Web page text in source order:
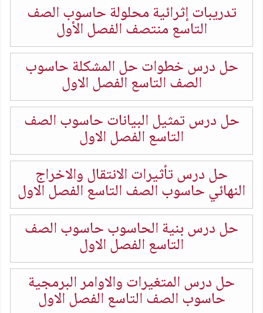
تدريبات إثرائية محلولة حاسوب الصف
التاسع منتصف الفصل الأول
حل درس خطوات حل المشكلة حاسوب
الصف التاسع الفصل الاول
حل درس تمثيل البيانات حاسوب الصف
التاسع الفصل الاول
حل درس تأثيرات الانتقال والاخراج
النهائي حاسوب الصف التاسع الفصل الاول
حل درس بنية الحاسوب حاسوب الصف
التاسع الفصل الاول
حل درس المتغيرات والاوامر البرمجية
حاسوب الصف التاسع الفصل الاول